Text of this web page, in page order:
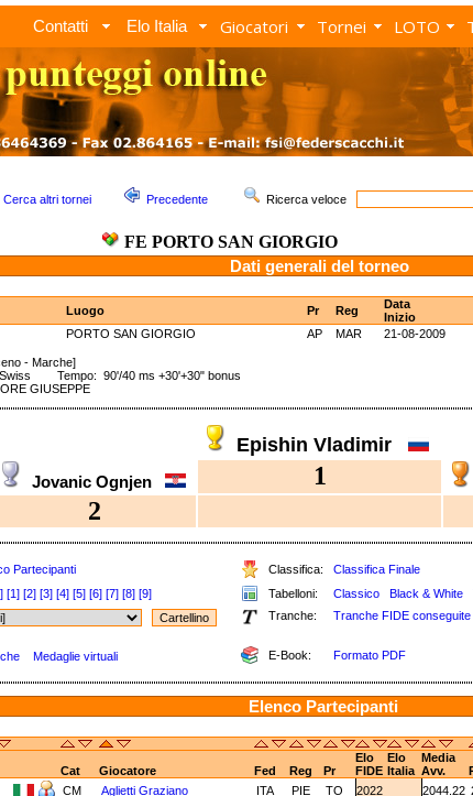
Contatti Elo Italia Giocatori Tornei LOTO
Cerca altri tornei Precedente Ricerca veloce
FE PORTO SAN GIORGIO
Dati generali del torneo
Luogo Pr Reg
Data
Inizio
PORTO SAN GIORGIO AP MAR 21-08-2009
- Marche]
Tempo: 90'/40 ms +30'+30" bonus
GIUSEPPE
Epishin Vladimir
Jovanic Ognjen 1
2
Partecipanti Classifica: Classifica Finale
[1] [2] [3] [4] [5] [6] [7] [8] [9] Tabelloni: Classico Black & White
Tranche: Tranche FIDE conseguite
Medaglie virtuali E-Book: Formato PDF
Elenco Partecipanti
Elo Elo Media
Cat Giocatore Fed Reg Pr FIDE Italia Avv.
CM Aglietti Graziano ITA PIE TO 2022 2044.22